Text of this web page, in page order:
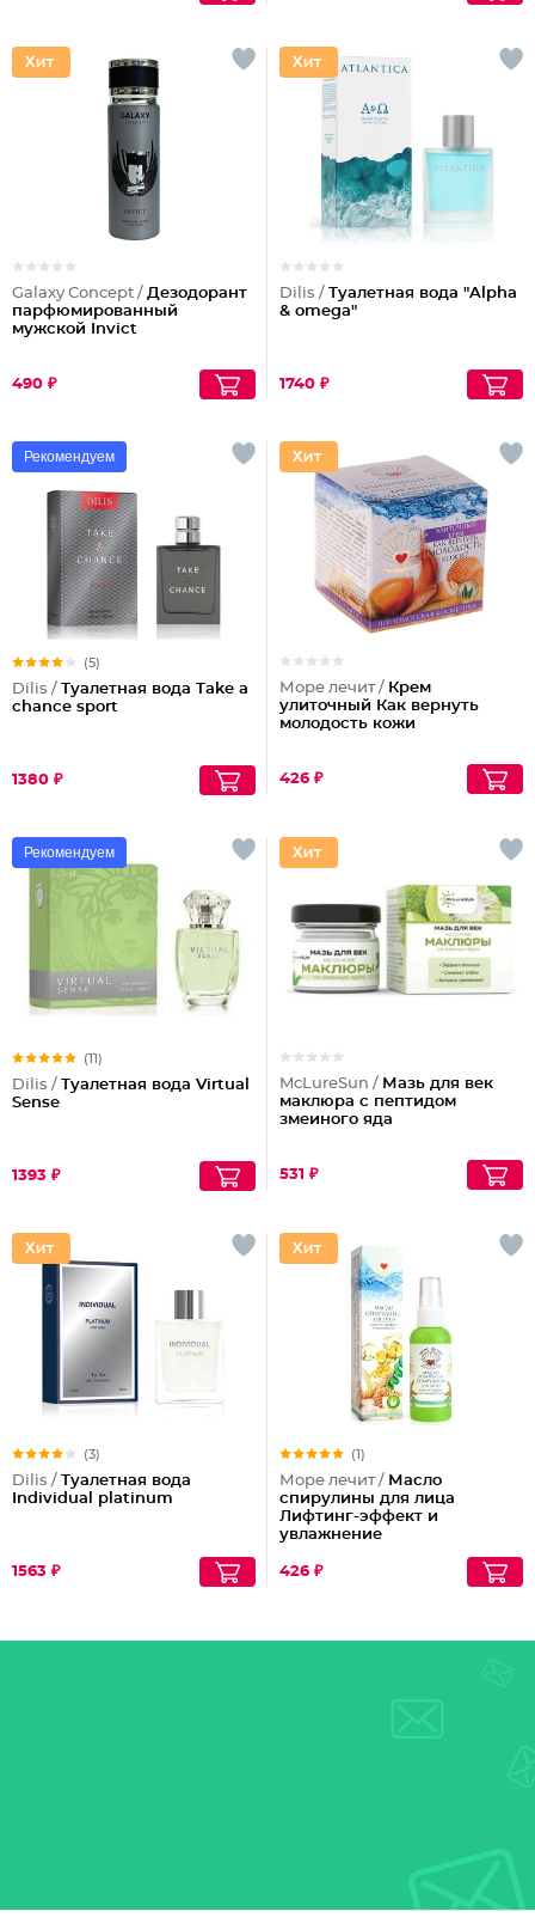
Galaxy Concept / Дезодорант
парфюмированный
мужской Invict
490 ₽
Dilis / Туалетная вода "Alpha
& omega"
1740 ₽
Рекомендуем
(5)
Dilis / Туалетная вода Take a
chance sport
1380 ₽
Море лечит / Крем
улиточный Как вернуть
молодость кожи
426 ₽
Рекомендуем
(11)
Dilis / Туалетная вода Virtual
Sense
1393 ₽
McLureSun / Мазь для век
маклюра с пептидом
змеиного яда
531 ₽
(3)
Dilis / Туалетная вода
Individual platinum
1563 ₽
(1)
Море лечит / Масло
спирулины для лица
Лифтинг-эффект и
увлажнение
426 ₽